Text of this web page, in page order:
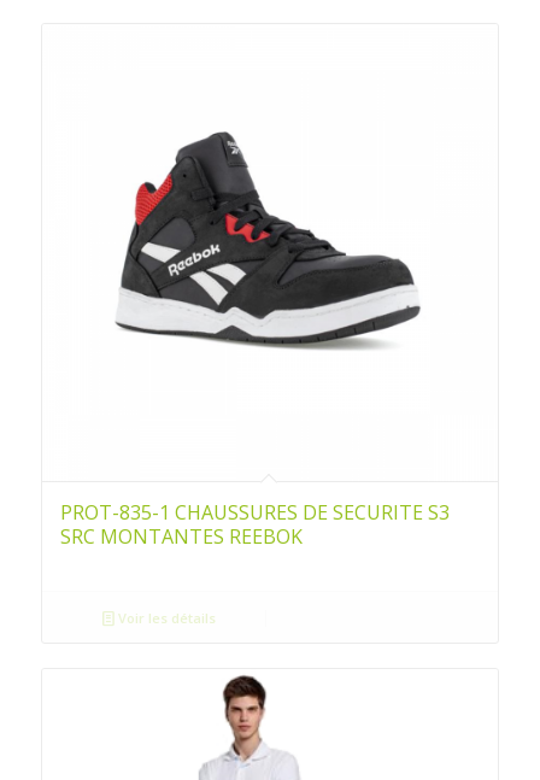
PROT-835-1 CHAUSSURES DE SECURITE S3
SRC MONTANTES REEBOK
Voir les détails